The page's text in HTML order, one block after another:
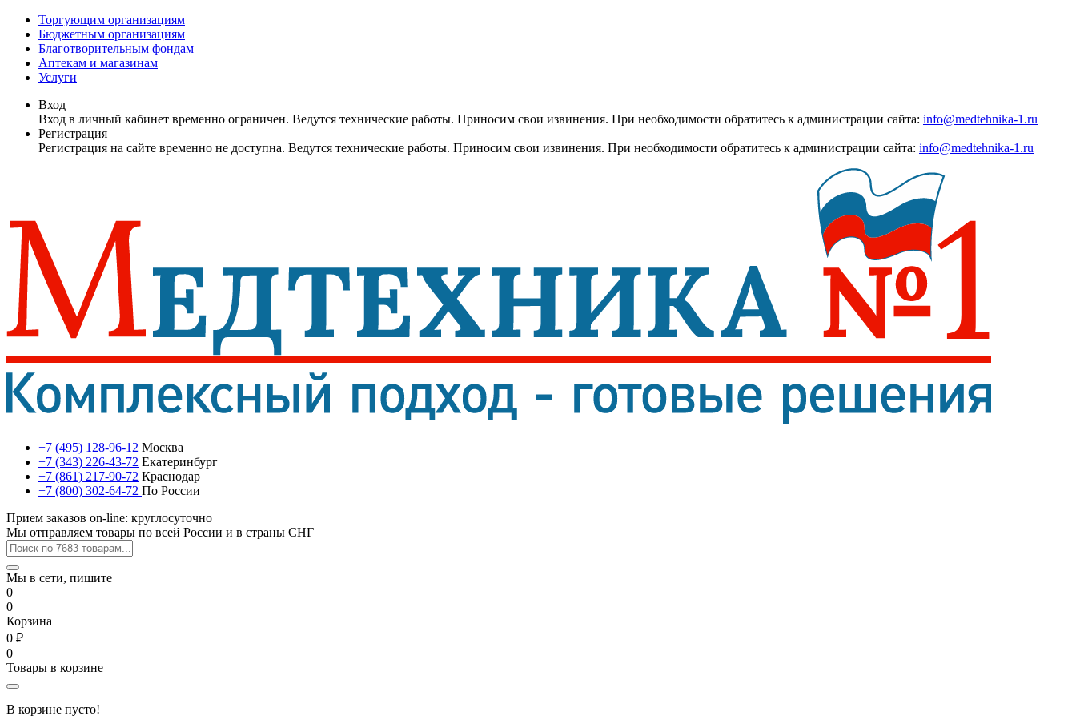
Торгующим организациям
Бюджетным организациям
Благотворительным фондам
Аптекам и магазинам
Услуги
Вход
Вход в личный кабинет временно ограничен. Ведутся технические работы. Приносим свои извинения. При необходимости обратитесь к администрации сайта: info@medtehnika-1.ru
Регистрация
Регистрация на сайте временно не доступна. Ведутся технические работы. Приносим свои извинения. При необходимости обратитесь к администрации сайта: info@medtehnika-1.ru
+7 (495) 128-96-12 Москва
+7 (343) 226-43-72 Екатеринбург
+7 (861) 217-90-72 Краснодар
+7 (800) 302-64-72 По России
Прием заказов on-line: круглосуточно
Мы отправляем товары по всей России и в страны СНГ
Мы в сети, пишите
0
0
Корзина
0 ₽
0
Товары в корзине
В корзине пусто!